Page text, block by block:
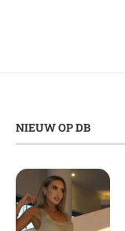
NIEUW OP DB